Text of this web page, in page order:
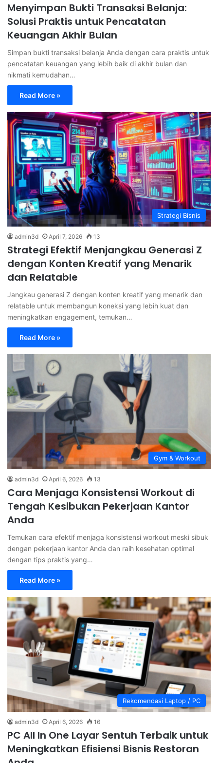
Menyimpan Bukti Transaksi Belanja:
Solusi Praktis untuk Pencatatan
Keuangan Akhir Bulan
Simpan bukti transaksi belanja Anda dengan cara praktis untuk
pencatatan keuangan yang lebih baik di akhir bulan dan
nikmati kemudahan…
Read More »
Strategi Bisnis
admin3d April 7, 2026 13
Strategi Efektif Menjangkau Generasi Z
dengan Konten Kreatif yang Menarik
dan Relatable
Jangkau generasi Z dengan konten kreatif yang menarik dan
relatable untuk membangun koneksi yang lebih kuat dan
meningkatkan engagement, temukan…
Read More »
Gym & Workout
admin3d April 6, 2026 13
Cara Menjaga Konsistensi Workout di
Tengah Kesibukan Pekerjaan Kantor
Anda
Temukan cara efektif menjaga konsistensi workout meski sibuk
dengan pekerjaan kantor Anda dan raih kesehatan optimal
dengan tips praktis yang…
Read More »
Rekomendasi Laptop / PC
admin3d April 6, 2026 16
PC All In One Layar Sentuh Terbaik untuk
Meningkatkan Efisiensi Bisnis Restoran